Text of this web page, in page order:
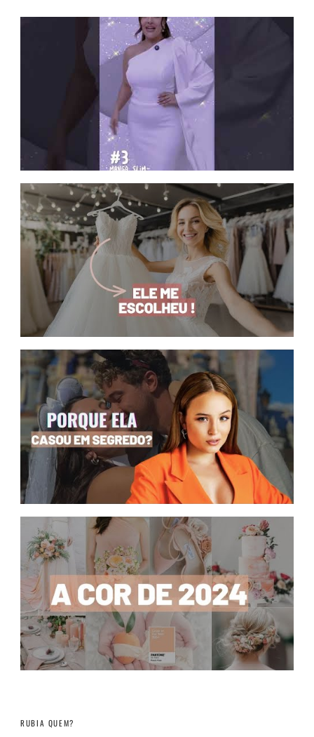
RUBIA QUEM?